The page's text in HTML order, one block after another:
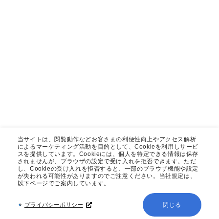
当サイトは、閲覧動作などお客さまの利便性向上やアクセス解析
によるマーケティング活動を目的として、Cookieを利用しサービ
スを提供しています。Cookieには、個人を特定できる情報は保存
されませんが、ブラウザの設定で受け入れを拒否できます。ただ
し、Cookieの受け入れを拒否すると、一部のブラウザ機能や設定
が失われる可能性がありますのでご注意ください。当社規定は、
以下ページでご案内しています。
プライバシーポリシー 閉じる